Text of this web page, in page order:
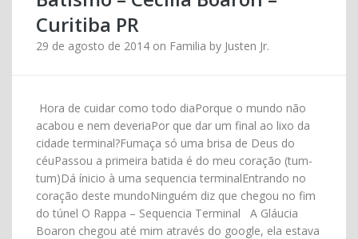
Curitiba PR
29 de agosto de 2014 on Familia by Justen Jr.
Hora de cuidar como todo diaPorque o mundo não
acabou e nem deveriaPor que dar um final ao lixo da
cidade terminal?Fumaça só uma brisa de Deus do
céuPassou a primeira batida é do meu coração (tum-
tum)Dá ínicio à uma sequencia terminalEntrando no
coração deste mundoNinguém diz que chegou no fim
do túnel O Rappa – Sequencia Terminal A Gláucia
Boaron chegou até mim através do google, ela estava